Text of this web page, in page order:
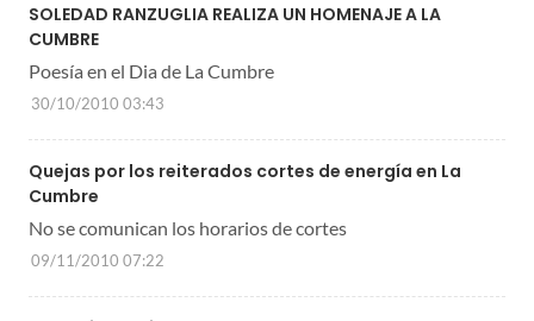
SOLEDAD RANZUGLIA REALIZA UN HOMENAJE A LA
CUMBRE
Poesía en el Dia de La Cumbre
30/10/2010 03:43
Quejas por los reiterados cortes de energía en La
Cumbre
No se comunican los horarios de cortes
09/11/2010 07:22